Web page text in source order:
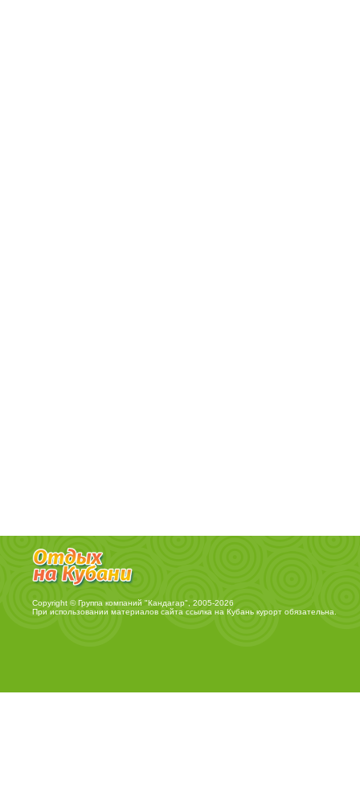
Copyright © Группа компаний "Кандагар", 2005-2026
При использовании материалов сайта ссылка на Кубань курортобязательна.